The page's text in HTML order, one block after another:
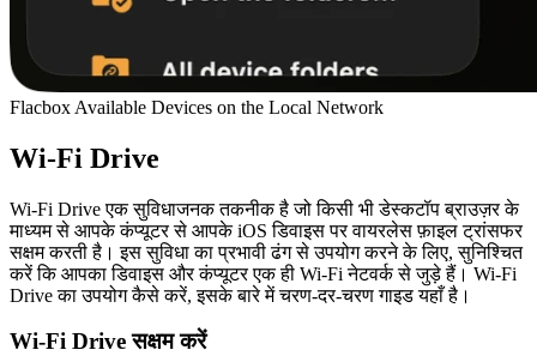
Flacbox Available Devices on the Local Network
Wi-Fi Drive
Wi-Fi Drive एक सुविधाजनक तकनीक है जो किसी भी डेस्कटॉप ब्राउज़र के
माध्यम से आपके कंप्यूटर से आपके iOS डिवाइस पर वायरलेस फ़ाइल ट्रांसफर
सक्षम करती है। इस सुविधा का प्रभावी ढंग से उपयोग करने के लिए, सुनिश्चित
करें कि आपका डिवाइस और कंप्यूटर एक ही Wi-Fi नेटवर्क से जुड़े हैं। Wi-Fi
Drive का उपयोग कैसे करें, इसके बारे में चरण-दर-चरण गाइड यहाँ है।
Wi-Fi Drive सक्षम करें